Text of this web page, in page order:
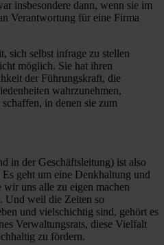
insbesondere dann, wenn sie im
Verantwortung für eine Firma
sich selbst infrage zu stellen
möglich. Sie hat ihren
der Führungskraft, die
wahrzunehmen,
in denen sie zum
in der Geschäftsleitung) ist also
geht um eine Denkhaltung und
uns alle zu eigen machen
Und weil die Zeiten so
und vielschichtig sind, gehört es
Verwaltungsrats, diese Vielfalt
zu fördern.